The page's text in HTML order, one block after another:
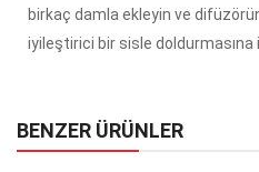
birkaç damla ekleyin ve difüzörün
iyileştirici bir sisle doldurmasına
BENZER ÜRÜNLER